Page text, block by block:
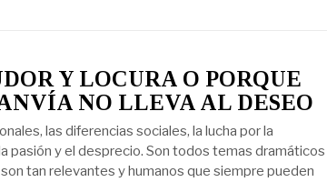
Y LOCURA O PORQUE
NO LLEVA AL DESEO
las diferencias sociales, la lucha por la
pasión y el desprecio. Son todos temas dramáticos
tan relevantes y humanos que siempre pueden